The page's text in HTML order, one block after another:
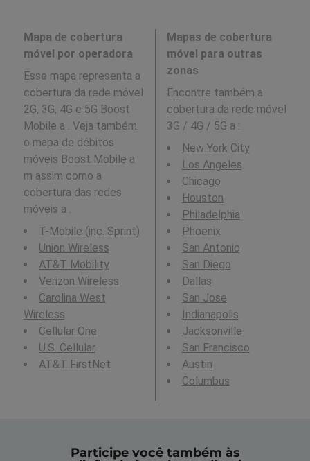
Mapa de cobertura
móvel por operadora
Esse mapa representa a
cobertura da rede móvel
2G, 3G, 4G e 5G Boost
Mobile a . Veja também:
o mapa de débitos
móveis Boost Mobile a
m assim como a
cobertura das redes
móveis a .
T-Mobile (inc. Sprint)
Union Wireless
AT&T Mobility
Verizon Wireless
Carolina West
Wireless
Cellular One
U.S. Cellular
AT&T FirstNet
Mapas de cobertura
móvel para outras
zonas
Encontre também a
cobertura da rede móvel
3G / 4G / 5G a :
New York City
Los Angeles
Chicago
Houston
Philadelphia
Phoenix
San Antonio
San Diego
Dallas
San Jose
Indianapolis
Jacksonville
San Francisco
Austin
Columbus
Participe você também às